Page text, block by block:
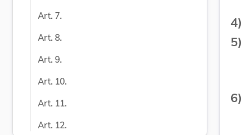
Art. 7.
Art. 8.
Art. 9.
Art. 10.
Art. 11.
Art. 12.
4)
5)
6)